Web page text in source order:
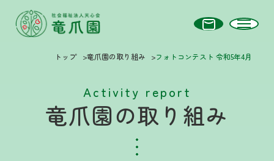
トップ 竜爪園の取り組み フォトコンテスト 令和5年4月
Activity report
竜爪園の取り組み